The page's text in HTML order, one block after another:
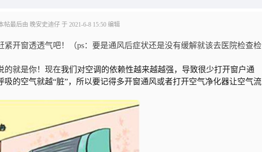
帖最后由 晚安史迪仔 于 2021-6-8 15:50 编辑
紧开窗透透气吧！（ps：要是通风后症状还是没有缓解就该去医院检查检
的就是你！现在我们对空调的依赖性越来越越强，导致很少打开窗户通
吸的空气就越“脏”， 所以要记得多开窗通风或者打开空气净化器让空气流